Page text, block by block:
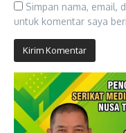
Simpan nama, email,
untuk komentar saya